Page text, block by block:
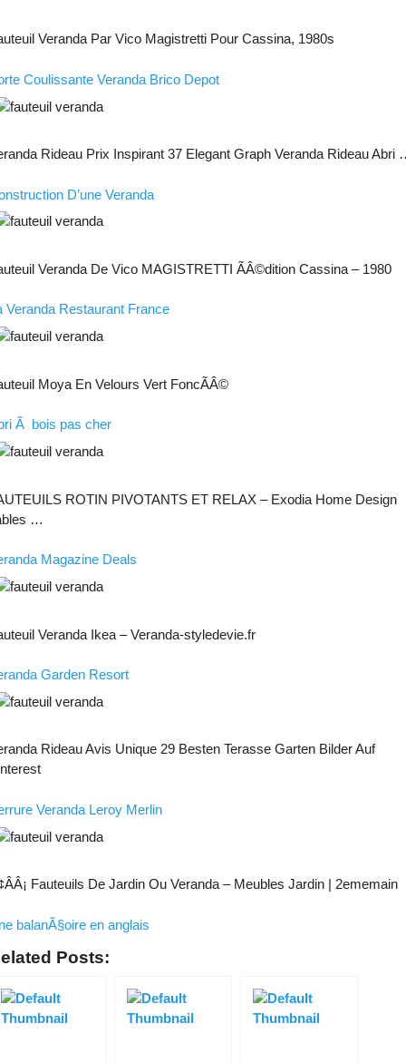
Veranda Par Vico Magistretti Pour Cassina, 1980s
Coulissante Veranda Brico Depot
Rideau Prix Inspirant 37 Elegant Graph Veranda Rideau Abri
D’une Veranda
Veranda De Vico MAGISTRETTI ÃÂ©dition Cassina – 1980
Veranda Restaurant France
Moya En Velours Vert FoncÃÂ©
Ã bois pas cher
ROTIN PIVOTANTS ET RELAX – Exodia Home Design
…
Magazine Deals
Veranda Ikea – Veranda-styledevie.fr
Garden Resort
Rideau Avis Unique 29 Besten Terasse Garten Bilder Auf
Veranda Leroy Merlin
Fauteuils De Jardin Ou Veranda – Meubles Jardin | 2ememain
balanÃ§oire en anglais
Posts: